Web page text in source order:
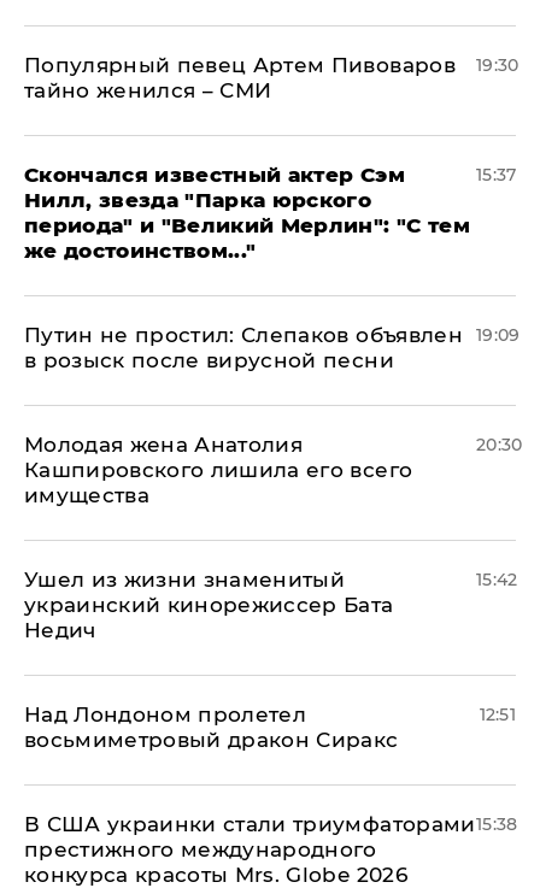
Популярный певец Артем Пивоваров
тайно женился – СМИ
19:30
Скончался известный актер Сэм
Нилл, звезда "Парка юрского
периода" и "Великий Мерлин": "С тем
же достоинством..."
15:37
Путин не простил: Слепаков объявлен
в розыск после вирусной песни
19:09
Молодая жена Анатолия
Кашпировского лишила его всего
имущества
20:30
Ушел из жизни знаменитый
украинский кинорежиссер Бата
Недич
15:42
Над Лондоном пролетел
восьмиметровый дракон Сиракс
12:51
В США украинки стали триумфаторами
престижного международного
конкурса красоты Mrs. Globe 2026
15:38